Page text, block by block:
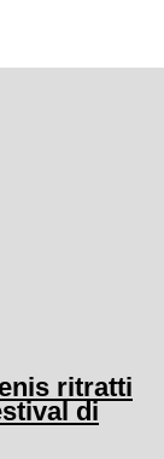
ritratti
di